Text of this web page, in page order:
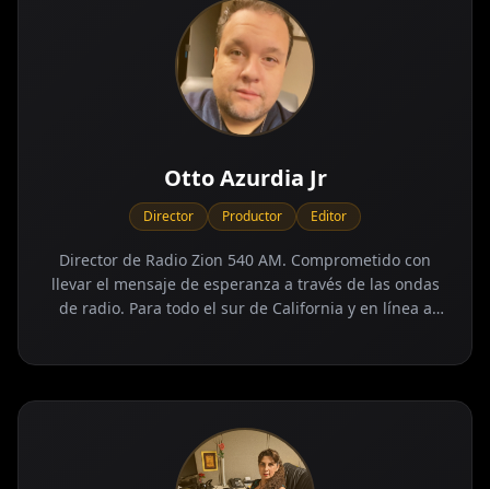
Otto Azurdia Jr
Director Productor Editor
Director de Radio Zion 540 AM. Comprometido con
llevar el mensaje de esperanza a través de las ondas
de radio. Para todo el sur de California y en línea a